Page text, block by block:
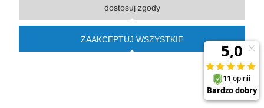
dostosuj zgody
ZAAKCEPTUJ WSZYSTKIE